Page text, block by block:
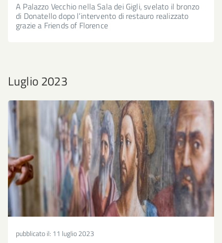
A Palazzo Vecchio nella Sala dei Gigli, svelato il bronzo
di Donatello dopo l’intervento di restauro realizzato
grazie a Friends of Florence
Luglio 2023
pubblicato il: 11 luglio 2023